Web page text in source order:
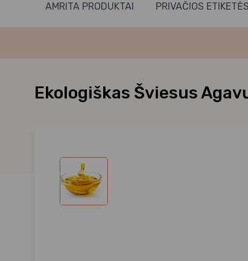
AMRITA PRODUKTAI PRIVAČIOS
Ekologiškas Šviesus